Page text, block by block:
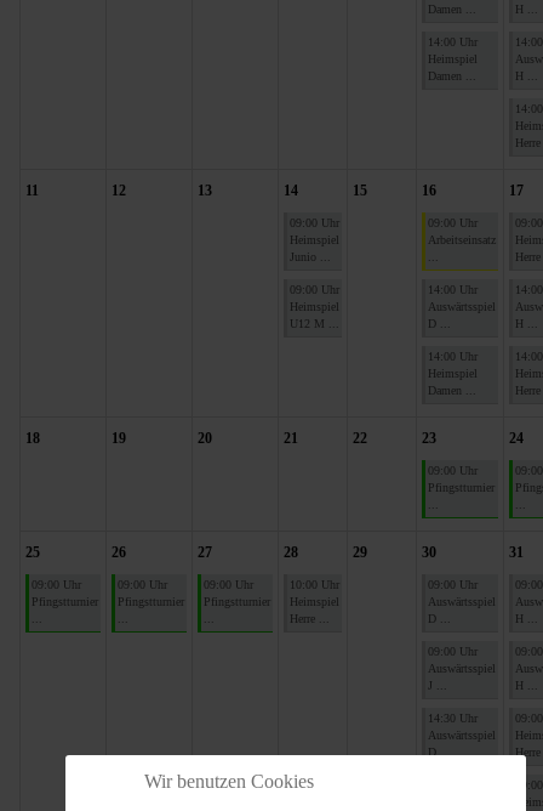
Damen ...
14:00 Uhr
Heimspiel
Damen ...
H ...
H ...
11 12 13 14
09:00 Uhr
Heimspiel
Junio ...
09:00 Uhr
Heimspiel
U12 M ...
15 16
09:00 Uhr
Arbeitseinsatz
...
14:00 Uhr
Auswärtsspiel
D ...
14:00 Uhr
Heimspiel
Damen ...
17
H ...
18 19 20 21 22 23
09:00 Uhr
Pfingstturnier
...
24
...
25
09:00 Uhr
Pfingstturnier
...
26
09:00 Uhr
Pfingstturnier
...
27
09:00 Uhr
Pfingstturnier
...
28
10:00 Uhr
Heimspiel
Herre ...
29 30
09:00 Uhr
Auswärtsspiel
D ...
09:00 Uhr
Auswärtsspiel
J ...
14:30 Uhr
Auswärtsspiel
D ...
31
H ...
H ...
Wir benutzen Cookies